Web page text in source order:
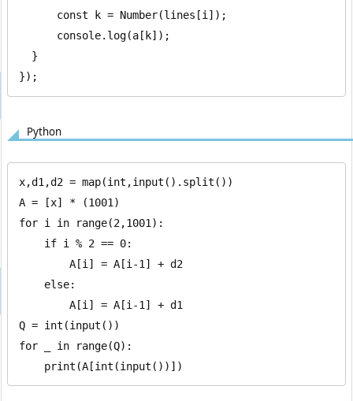
});
Python
x,d1,d2 = map(int,input().split())
A = [x] * (1001)
for i in range(2,1001):
Q = int(input())
for _ in range(Q):
    print(A[int(input())])